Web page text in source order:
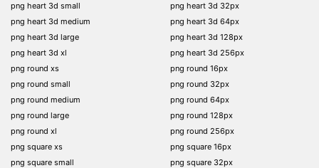
png heart 3d small
png heart 3d medium
png heart 3d large
png heart 3d xl
png round xs
png round small
png round medium
png round large
png round xl
png square xs
png square small
png heart 3d 32px
png heart 3d 64px
png heart 3d 128px
png heart 3d 256px
png round 16px
png round 32px
png round 64px
png round 128px
png round 256px
png square 16px
png square 32px